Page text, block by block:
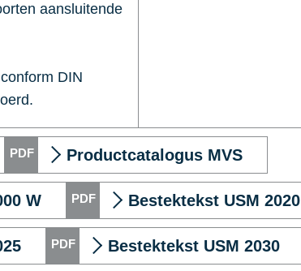
aansluitende
DIN
Productcatalogus MVS
W Bestektekst USM 2020
Bestektekst USM 2030